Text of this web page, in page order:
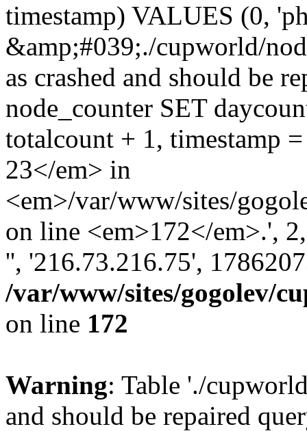
timestamp) VALUES (0,
&amp;#039;./cupworld/
as crashed and should be
node_counter SET
totalcount + 1, timestamp
23</em> in
<em>/var/www/sites/
on line <em>172</em>.',
'', '216.73.216.75',
/var/www/sites/gogolev/
on line 172
Warning: Table './
and should be repaired